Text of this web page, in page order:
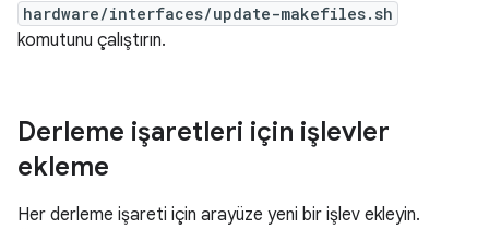
hardware/interfaces/update-makefiles.sh
komutunu çalıştırın.
Derleme işaretleri için işlevler
ekleme
Her derleme işareti için arayüze yeni bir işlev ekleyin.